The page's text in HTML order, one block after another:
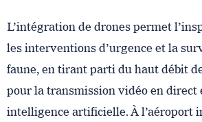
L’intégration de drones permet
les interventions d’urgence et la
faune, en tirant parti du haut débit
pour la transmission vidéo en direct
intelligence artificielle. À l’aéroport